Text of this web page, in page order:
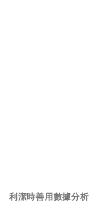
利潔時善用數據分析